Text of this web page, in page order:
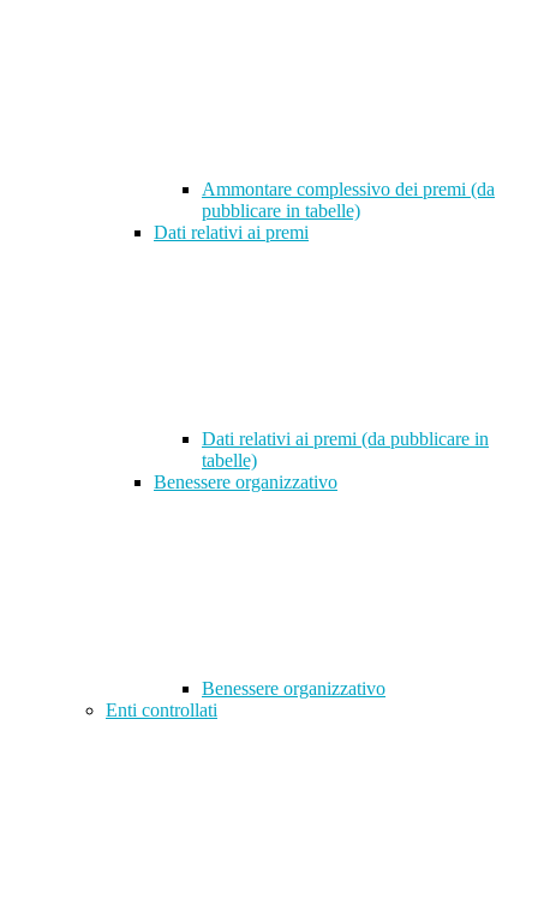
Ammontare complessivo dei premi (da
pubblicare in tabelle)
Dati relativi ai premi
Dati relativi ai premi (da pubblicare in
tabelle)
Benessere organizzativo
Benessere organizzativo
Enti controllati